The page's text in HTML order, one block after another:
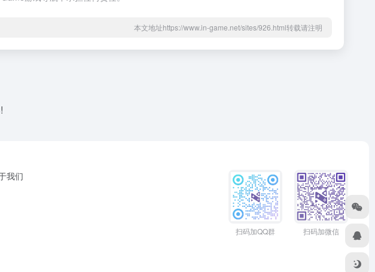
本文地址https://www.in-game.net/sites/926.html转载请注明
我们
扫码加QQ群 扫码加微信